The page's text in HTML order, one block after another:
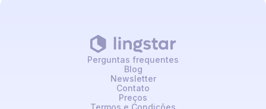
Perguntas frequentes
Blog
Newsletter
Contato
Preços
Termos e Condições